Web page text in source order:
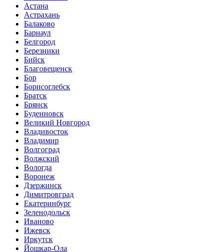
Астана
Астрахань
Балаково
Барнаул
Белгород
Березники
Бийск
Благовещенск
Бор
Борисоглебск
Братск
Брянск
Буденновск
Великий Новгород
Владивосток
Владимир
Волгоград
Волжский
Вологда
Воронеж
Дзержинск
Димитровград
Екатеринбург
Зеленодольск
Иваново
Ижевск
Иркутск
Йошкар-Ола